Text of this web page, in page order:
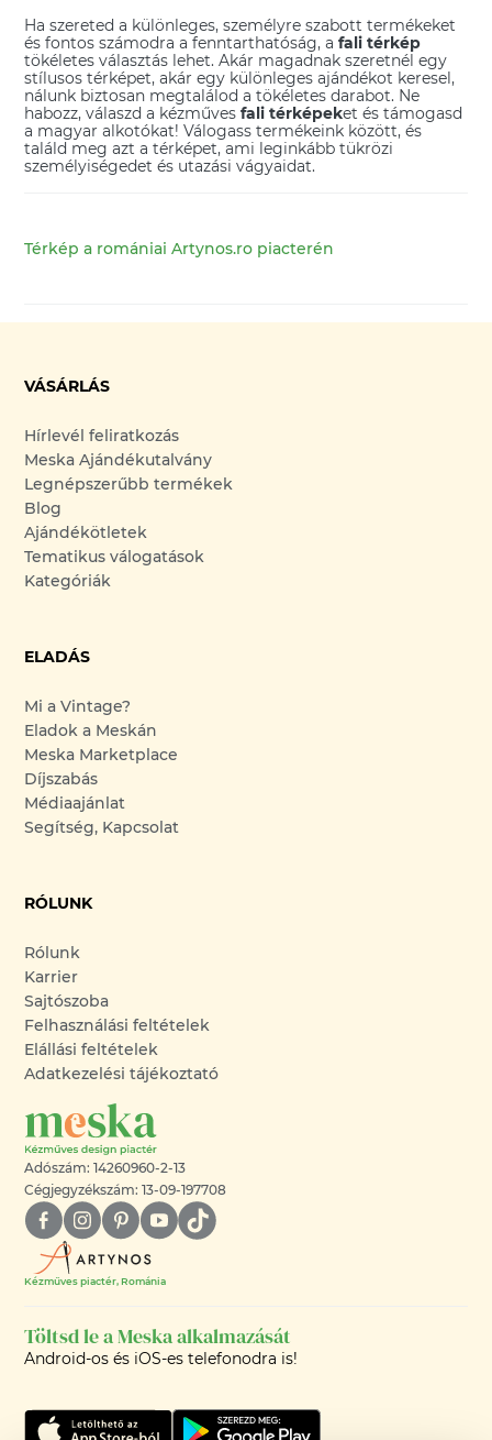
Ha szereted a különleges, személyre szabott termékeket
és fontos számodra a fenntarthatóság, afali térkép
tökéletes választás lehet. Akár magadnak szeretnél egy
stílusos térképet, akár egy különleges ajándékot keresel,
nálunk biztosan megtalálod a tökéletes darabot. Ne
habozz, válaszd a kézművesfali térképeket és támogasd
a magyar alkotókat! Válogass termékeink között, és
találd meg azt a térképet, ami leginkább tükrözi
személyiségedet és utazási vágyaidat.
Térkép a romániai Artynos.ro piacterén
VÁSÁRLÁS
Hírlevél feliratkozás
Meska Ajándékutalvány
Legnépszerűbb termékek
Blog
Ajándékötletek
Tematikus válogatások
Kategóriák
ELADÁS
Mi a Vintage?
Eladok a Meskán
Meska Marketplace
Díjszabás
Médiaajánlat
Segítség, Kapcsolat
RÓLUNK
Rólunk
Karrier
Sajtószoba
Felhasználási feltételek
Elállási feltételek
Adatkezelési tájékoztató
Adószám: 14260960-2-13
Cégjegyzékszám: 13-09-197708
Kézműves piactér, Románia
Töltsd le a Meska alkalmazását
Android-os és iOS-es telefonodra is!